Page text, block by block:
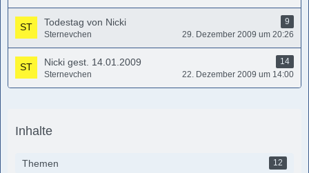
Todestag von Nicki
9
Sternevchen
29. Dezember 2009 um 20:26
Nicki gest. 14.01.2009
14
Sternevchen
22. Dezember 2009 um 14:00
Inhalte
Themen 12